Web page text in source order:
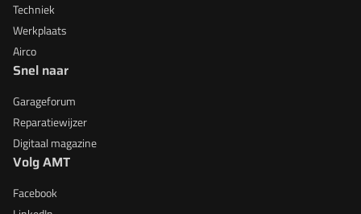
Techniek
Werkplaats
Airco
Snel naar
Garageforum
Reparatiewijzer
Digitaal magazine
Volg AMT
Facebook